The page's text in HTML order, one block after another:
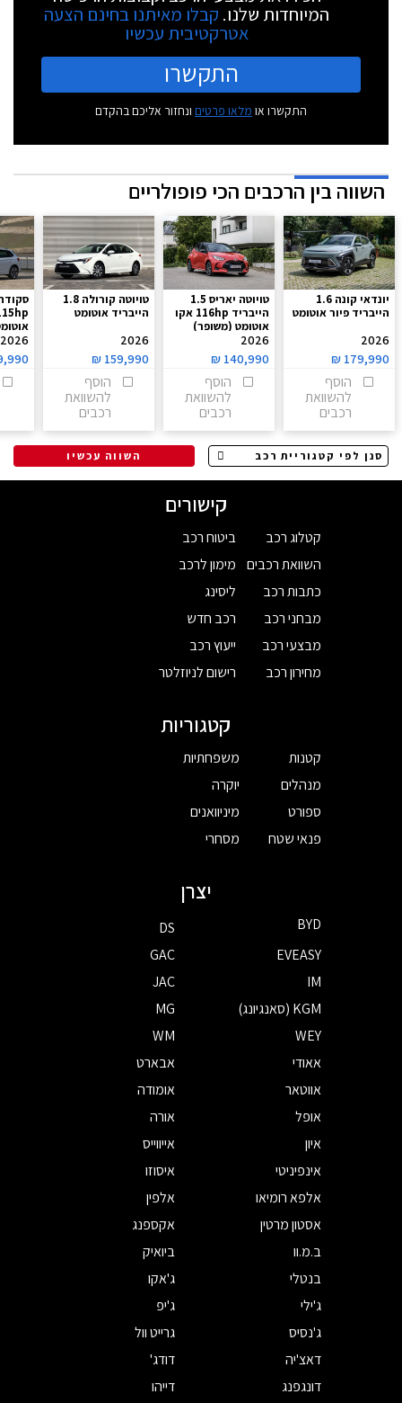
המיוחדות שלנו. קבלו מאיתנו בחינם הצעה
אטרקטיבית עכשיו
התקשרו
התקשרו או מלאו פרטים ונחזור אליכם בהקדם
השווה בין הרכבים הכי פופולריים
יונדאי קונה 1.6
הייבריד פיור אוטומט
2026
179,990
₪
הוסף
להשוואת
רכבים
טויוטה יאריס 1.5
הייבריד 116hp אקו
אוטומט (משופר)
2026
140,990
₪
הוסף
להשוואת
רכבים
טויוטה קורולה 1.8
הייבריד אוטומט
2026
159,990
₪
הוסף
להשוואת
רכבים
2026
השווה עכשיו
קישורים
קטלוג רכב
השוואת רכבים
כתבות רכב
מבחני רכב
מבצעי רכב
מחירון רכב
ביטוח רכב
מימון לרכב
ליסינג
רכב חדש
ייעוץ רכב
רישום לניוזלטר
קטגוריות
קטנות
מנהלים
ספורט
פנאי שטח
משפחתיות
יוקרה
מיניוואנים
מסחרי
יצרן
BYD
DS
EVEASY
GAC
IM
JAC
KGM (סאנגיונג)
MG
WEY
WM
אאודי
אבארט
אווטאר
אומודה
אופל
אורה
איון
אייווייס
אינפיניטי
איסוזו
אלפא רומיאו
אלפין
אסטון מרטין
אקספנג
ב.מ.וו
ביואיק
בנטלי
ג'אקו
ג'ילי
ג'יפ
ג'נסיס
גרייט וול
דאצ'יה
דודג'
דונגפנג
דייהו